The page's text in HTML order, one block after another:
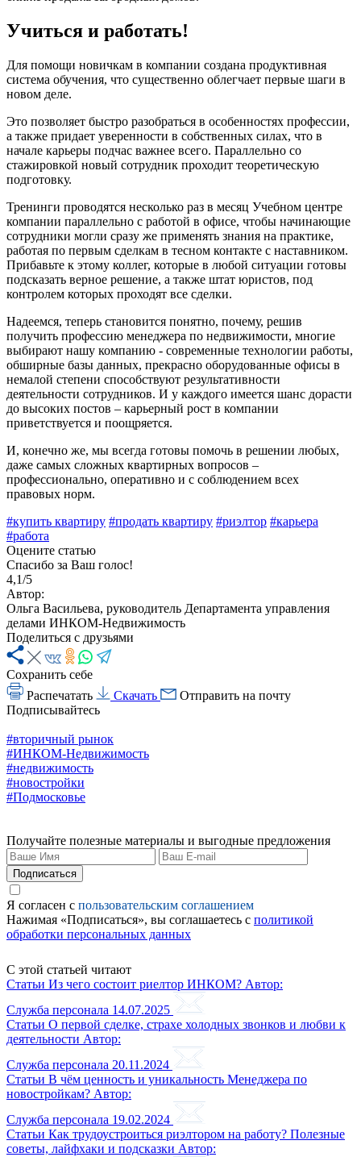
Учиться и работать!
Для помощи новичкам в компании создана продуктивная
система обучения, что существенно облегчает первые шаги в
новом деле.
Это позволяет быстро разобраться в особенностях профессии,
а также придает уверенности в собственных силах, что в
начале карьеры подчас важнее всего. Параллельно со
стажировкой новый сотрудник проходит теоретическую
подготовку.
Тренинги проводятся несколько раз в месяц Учебном центре
компании параллельно с работой в офисе, чтобы начинающие
сотрудники могли сразу же применять знания на практике,
работая по первым сделкам в тесном контакте с наставником.
Прибавьте к этому коллег, которые в любой ситуации готовы
подсказать верное решение, а также штат юристов, под
контролем которых проходят все сделки.
Надеемся, теперь становится понятно, почему, решив
получить профессию менеджера по недвижимости, многие
выбирают нашу компанию - современные технологии работы,
обширные базы данных, прекрасно оборудованные офисы в
немалой степени способствуют результативности
деятельности сотрудников. И у каждого имеется шанс дорасти
до высоких постов – карьерный рост в компании
приветствуется и поощряется.
И, конечно же, мы всегда готовы помочь в решении любых,
даже самых сложных квартирных вопросов –
профессионально, оперативно и с соблюдением всех
правовых норм.
#купить квартиру #продать квартиру #риэлтор #карьера
#работа
Оцените статью
Спасибо за Ваш голос!
4,1/5
Автор:
Ольга Васильева, руководитель Департамента управления
делами ИНКОМ-Недвижимость
Поделиться с друзьями
Сохранить себе
Распечатать
Скачать
Отправить на почту
Подписывайтесь
#вторичный рынок
#ИНКОМ-Недвижимость
#недвижимость
#новостройки
#Подмосковье
Получайте полезные материалы и выгодные предложения
Подписаться
Я согласен с пользовательским соглашением
Нажимая «Подписаться», вы соглашаетесь с политикой
обработки персональных данных
С этой статьей читают
Статьи Из чего состоит риелтор ИНКОМ? Автор:
Служба персонала 14.07.2025
Статьи О первой сделке, страхе холодных звонков и любви к
деятельности Автор:
Служба персонала 20.11.2024
Статьи В чём ценность и уникальность Менеджера по
новостройкам? Автор:
Служба персонала 19.02.2024
Статьи Как трудоустроиться риэлтором на работу? Полезные
советы, лайфхаки и подсказки Автор: